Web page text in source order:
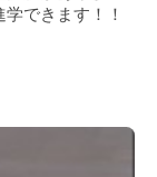
できます！！